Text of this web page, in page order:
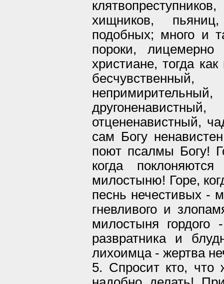
хищников,
подобных; много и
пороки,
христиане, тогда
отцененавистный,
сам Богу
поют псалмы Богу!
когда
милостыню! Горе,
песнь нечестивых -
гневливого и
милостыня гордого
развратника и
лихоимца - жертва
5. Спросит кто, что